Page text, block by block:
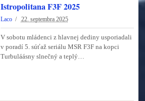
Istropolitana F3F 2025
Laco 22. septembra 2025
V sobotu mládenci z hlavnej dediny usporiadali
v poradí 5. súťaž seriálu MSR F3F na kopci
Turbuláásny slnečný a teplý…